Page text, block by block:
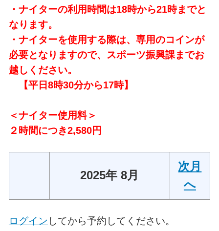
・ナイターの利用時間は18時から21時までと
なります。
・ナイターを使用する際は、専用のコインが
必要となりますので、スポーツ振興課までお
越しください。
【平日8時30分から17時】
＜ナイター使用料＞
２時間につき2,580円
2025年 8月
次月
へ
ログイン してから予約してください。